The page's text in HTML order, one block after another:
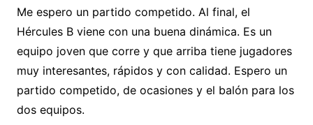
Me espero un partido competido. Al final, el
Hércules B viene con una buena dinámica. Es un
equipo joven que corre y que arriba tiene jugadores
muy interesantes, rápidos y con calidad. Espero un
partido competido, de ocasiones y el balón para los
dos equipos.